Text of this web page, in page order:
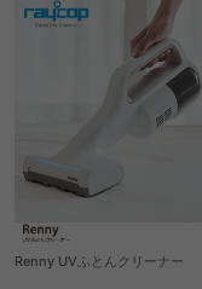
Renny UVふとんクリーナー